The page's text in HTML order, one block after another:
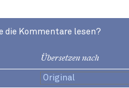
die Kommentare lesen?
Übersetzen nach